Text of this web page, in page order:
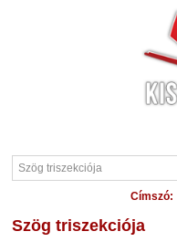
Címszó:
Szög triszekciója